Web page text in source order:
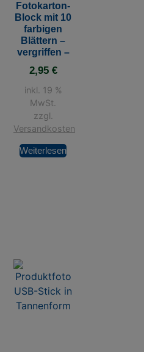
Fotokarton-
Block mit 10
farbigen
Blättern –
vergriffen –
2,95 €
inkl. 19 %
MwSt.
zzgl.
Versandkosten
Weiterlesen